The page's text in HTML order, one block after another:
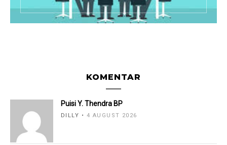
KOMENTAR
Puisi Y. Thendra BP
DILLY 4 AUGUST 2026